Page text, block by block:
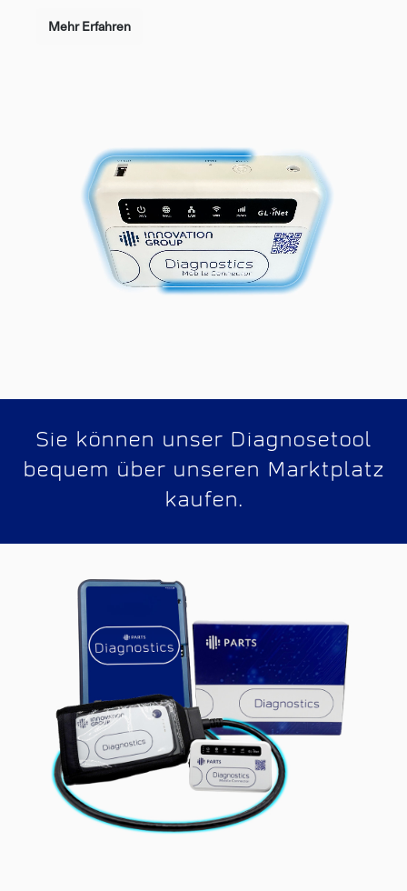
Mehr Erfahren
Sie können unser Diagnosetool
bequem über unseren Marktplatz
kaufen.